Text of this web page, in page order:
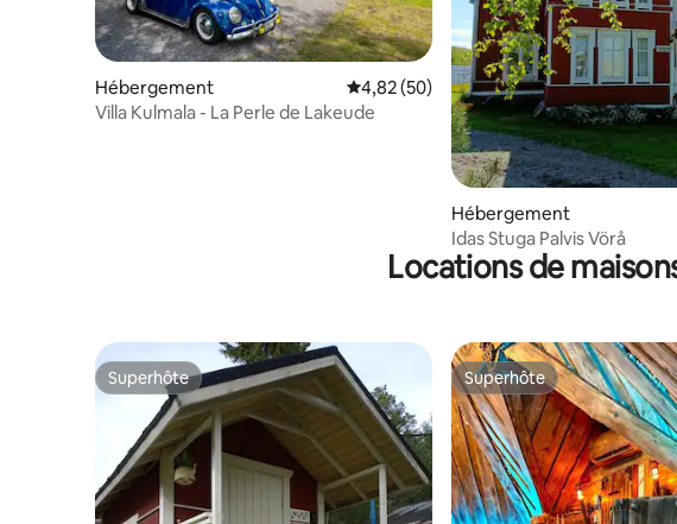
Hébergement Évaluation moyenne sur la base de 50
4,82 (50)
Villa Kulmala - La Perle de Lakeude
Hébergement
Idas Stuga Palvis Vörå
Locations de
Superhôte
Superhôte Superhôte
Superhôte